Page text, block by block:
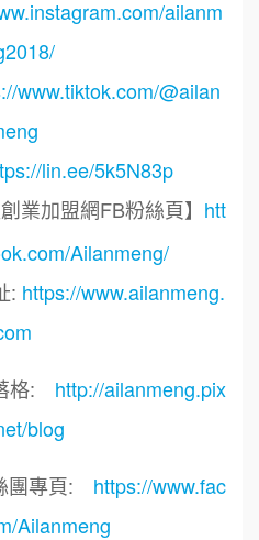
ailanm
www.tiktok.com/@ailan
lin.ee/5k5N83p
業加盟網FB粉絲頁】 htt
Ailanmeng/
: https://www.ailanmeng.
格: http://ailanmeng.pix
blog
團專頁: https://www.fac
Ailanmeng